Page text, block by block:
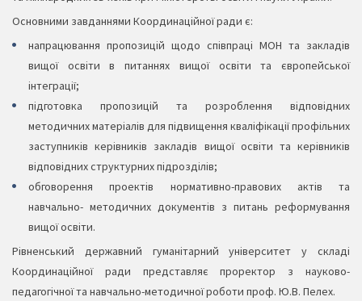
Основними завданнями Координаційної ради є:
напрацювання пропозицій щодо співпраці МОН та закладів
вищої освіти в питаннях вищої освіти та європейської
інтеграції;
підготовка пропозицій та розроблення відповідних
методичних матеріалів для підвищення кваліфікації профільних
заступників керівників закладів вищої освіти та керівників
відповідних структурних підрозділів;
обговорення проектів нормативно-правових актів та
навчально- методичних документів з питань реформування
вищої освіти.
Рівненський державний гуманітарний університет у складі
Координаційної ради представляє проректор з науково-
педагогічної та навчально-методичної роботи проф. Ю.В. Пелех.